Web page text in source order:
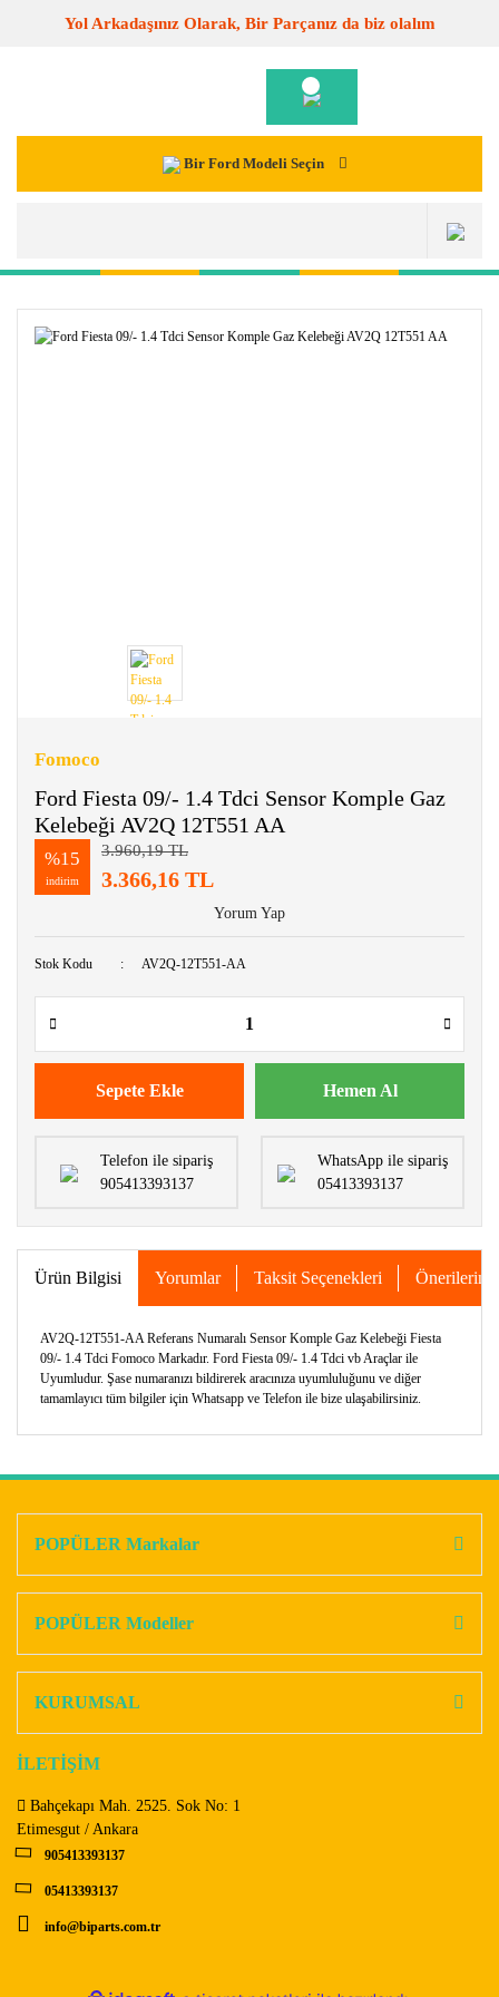
Yol Arkadaşınız Olarak, Bir Parçanız da biz olalım
Bir Ford Modeli Seçin
Fomoco
Ford Fiesta 09/- 1.4 Tdci Sensor Komple Gaz
Kelebeği AV2Q 12T551 AA
%15
indirim
3.960,19 TL
3.366,16 TL
Yorum Yap
Stok Kodu AV2Q-12T551-AA
Sepete Ekle Hemen Al
Telefon ile sipariş
905413393137
WhatsApp ile sipariş
05413393137
Ürün Bilgisi Yorumlar Taksit Seçenekleri Önerileriniz
AV2Q-12T551-AA Referans Numaralı Sensor Komple Gaz Kelebeği Fiesta
09/- 1.4 Tdci Fomoco Markadır. Ford Fiesta 09/- 1.4 Tdci vb Araçlar ile
Uyumludur. Şase numaranızı bildirerek aracınıza uyumluluğunu ve diğer
tamamlayıcı tüm bilgiler için Whatsapp ve Telefon ile bize ulaşabilirsiniz.
Ürün açıklamasında eksik bilgiler bulunuyor.
Bu ürüne benzer farklı alternatifler olmalı.
POPÜLER Markalar
POPÜLER Modeller
KURUMSAL
İLETİŞİM
Bahçekapı Mah. 2525. Sok No: 1
Etimesgut / Ankara
905413393137
05413393137
info@biparts.com.tr